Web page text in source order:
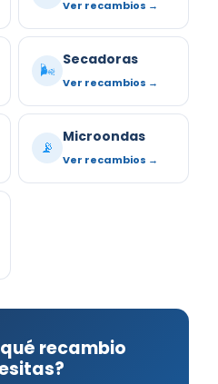
Ver recambios →
🌬️
Secadoras
Ver recambios →
📡
Microondas
Ver recambios →
recambio